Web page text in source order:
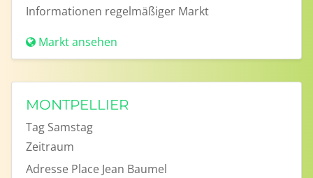
Informationen regelmäßiger Markt
Markt ansehen
MONTPELLIER
Tag Samstag
Zeitraum
Adresse Place Jean Baumel